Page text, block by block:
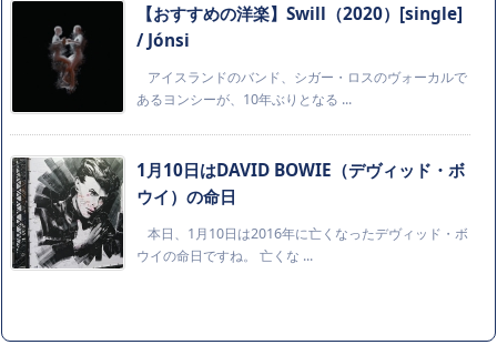
【おすすめの洋楽】Swill（2020）[single]
/ Jónsi
アイスランドのバンド、シガー・ロスのヴォーカルで
あるヨンシーが、10年ぶりとなる ...
1月10日はDAVID BOWIE（デヴィッド・ボ
ウイ）の命日
本日、1月10日は2016年に亡くなったデヴィッド・ボ
ウイの命日ですね。 亡くな ...